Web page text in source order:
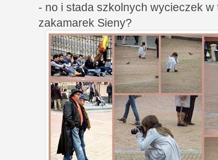
- no i stada szkolnych wycieczek w
zakamarek Sieny?